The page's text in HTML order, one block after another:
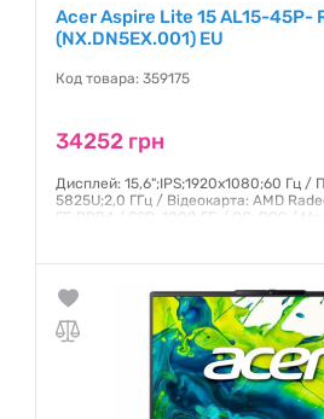
Acer Aspire Lite 15 AL15-45P-
(NX.DN5EX.001) EU
Код товара: 359175
34252 грн
Дисплей: 15,6";IPS;1920x1080;60 Гц /
5825U;2,0 ГГц / Відеокарта: AMD
ГБ;DDR4 / SSD: 1000 ГБ / ОС: DOS /